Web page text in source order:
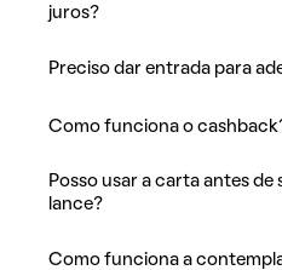
juros?
Preciso dar entrada para
Como funciona o
Posso usar a carta antes
lance?
Como funciona a